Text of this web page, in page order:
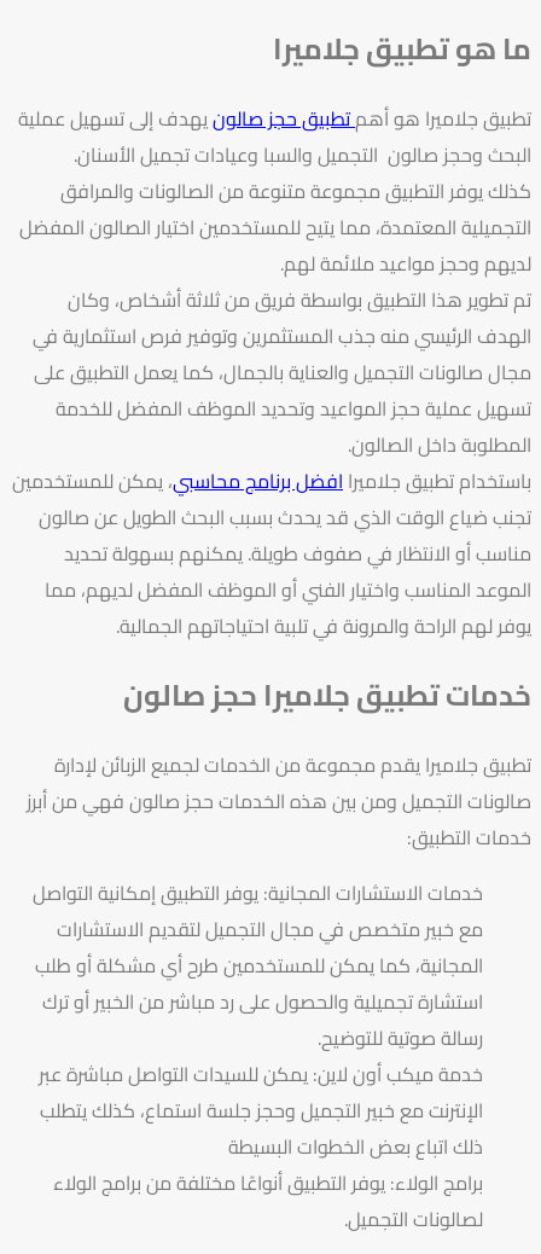
ما هو تطبيق جلاميرا
تطبيق جلاميرا هو أهمتطبيق حجز صالونيهدف إلى تسهيل عملية
البحث وحجز صالون التجميل والسبا وعيادات تجميل الأسنان.
كذلك يوفر التطبيق مجموعة متنوعة من الصالونات والمرافق
التجميلية المعتمدة، مما يتيح للمستخدمين اختيار الصالون المفضل
لديهم وحجز مواعيد ملائمة لهم.
تم تطوير هذا التطبيق بواسطة فريق من ثلاثة أشخاص، وكان
الهدف الرئيسي منه جذب المستثمرين وتوفير فرص استثمارية في
مجال صالونات التجميل والعناية بالجمال، كما يعمل التطبيق على
تسهيل عملية حجز المواعيد وتحديد الموظف المفضل للخدمة
المطلوبة داخل الصالون.
باستخدام تطبيق جلاميراافضل برنامج محاسبي، يمكن للمستخدمين
تجنب ضياع الوقت الذي قد يحدث بسبب البحث الطويل عن صالون
مناسب أو الانتظار في صفوف طويلة. يمكنهم بسهولة تحديد
الموعد المناسب واختيار الفني أو الموظف المفضل لديهم، مما
يوفر لهم الراحة والمرونة في تلبية احتياجاتهم الجمالية.
خدمات تطبيق جلاميرا حجز صالون
تطبيق جلاميرا يقدم مجموعة من الخدمات لجميع الزبائن لإدارة
صالونات التجميل ومن بين هذه الخدمات حجز صالون فهي من أبرز
خدمات التطبيق:
خدمات الاستشارات المجانية: يوفر التطبيق إمكانية التواصل
مع خبير متخصص في مجال التجميل لتقديم الاستشارات
المجانية، كما يمكن للمستخدمين طرح أي مشكلة أو طلب
استشارة تجميلية والحصول على رد مباشر من الخبير أو ترك
رسالة صوتية للتوضيح.
خدمة ميكب أون لاين: يمكن للسيدات التواصل مباشرة عبر
الإنترنت مع خبير التجميل وحجز جلسة استماع، كذلك يتطلب
ذلك اتباع بعض الخطوات البسيطة
برامج الولاء: يوفر التطبيق أنواعًا مختلفة من برامج الولاء
لصالونات التجميل.